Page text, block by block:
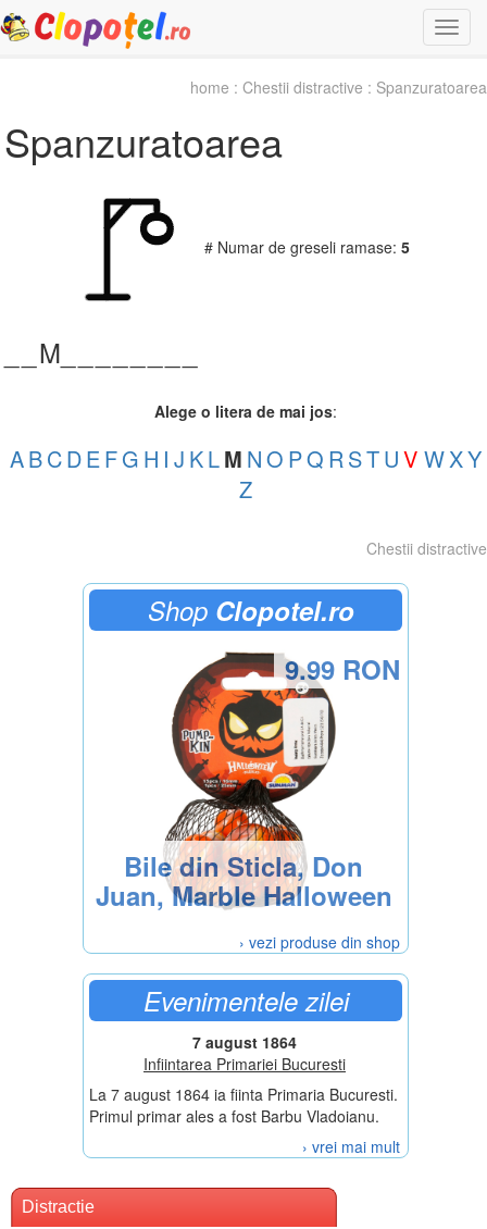
Distractie
home : Chestii distractive : Spanzuratoarea
Spanzuratoarea
# Numar de greseli ramase: 5
M_
Alege o litera de mai jos:
ABCDEFG H I J KLM NO PQ RSTUV WXY
Z
Chestii distractive
Shop Clopotel.ro
Bile din Sticla, Don
Juan, Marble Halloween
9.99 RON
› vezi produse din shop
Evenimentele zilei
7 august 1864
Infiintarea Primariei Bucuresti
La 7 august 1864 ia fiinta Primaria Bucuresti.
Primul primar ales a fost Barbu Vladoianu.
› vrei mai mult